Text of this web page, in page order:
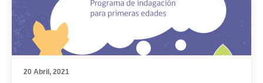
20 Abril, 2021